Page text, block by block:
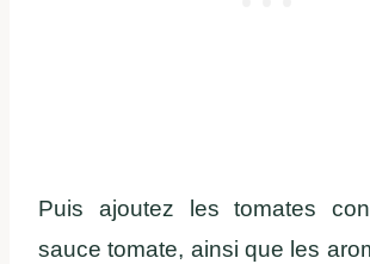
Puis ajoutez les tomates
sauce tomate, ainsi que les